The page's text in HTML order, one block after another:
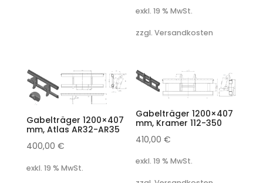
exkl. 19 % MwSt.
zzgl. Versandkosten
Gabelträger 1200×407
mm, Atlas AR32-AR35
400,00 €
exkl. 19 % MwSt.
Gabelträger 1200×407
mm, Kramer 112-350
410,00€
exkl. 19 % MwSt.